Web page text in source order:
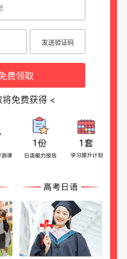
发送验证码
费领取
将免费获得 <